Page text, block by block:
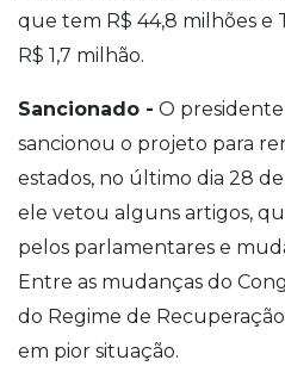
que tem R$ 44,8 milhões e
R$ 1,7 milhão.
Sancionado - O
sancionou o projeto para
estados, no último dia 28
ele vetou alguns artigos,
pelos parlamentares e
Entre as mudanças do
do Regime de Recuperação
em pior situação.